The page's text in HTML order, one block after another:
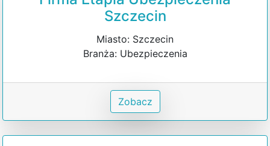
Szczecin
Miasto: Szczecin
Branża: Ubezpieczenia
Zobacz